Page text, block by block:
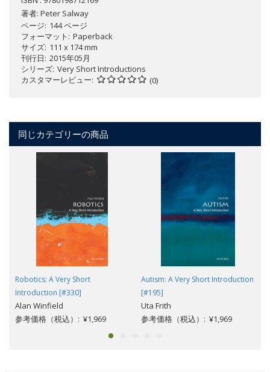
著者: Peter Salway
ページ 144 ページ
フォーマット
Paperback
サイズ 111 x 174 mm
刊行日 2015年05月
シリーズ Very Short Introductions
カスタマーレビュー
(0)
同じカテゴリーの商品
Robotics: A Very Short
Introduction [#330]
Alan Winfield
参考価格（税込）: ¥1,969
Autism: A Very Short Introduction
[#195]
Uta Frith
参考価格（税込）: ¥1,969